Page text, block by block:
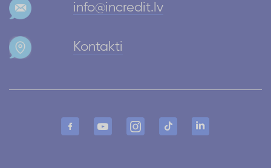
info@incredit.lv
Kontakti